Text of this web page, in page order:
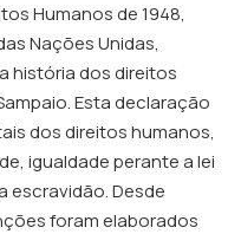
Humanos de 1948,
Nações Unidas,
história dos direitos
Esta declaração
dos direitos humanos,
igualdade perante a lei
escravidão. Desde
foram elaborados